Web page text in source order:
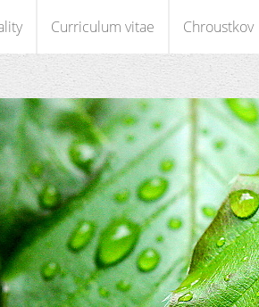
Curriculum vitae Chroustkov